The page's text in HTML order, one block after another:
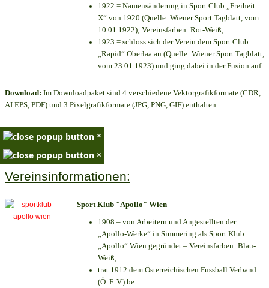
1922 = Namensänderung in Sport Club „Freiheit
X“ von 1920 (Quelle: Wiener Sport Tagblatt, vom
10.01.1922); Vereinsfarben: Rot-Weiß;
1923 = schloss sich der Verein dem Sport Club
„Rapid“ Oberlaa an (Quelle: Wiener Sport Tagblatt,
vom 23.01.1923) und ging dabei in der Fusion auf
Download: Im Downloadpaket sind 4 verschiedene Vektorgrafikformate (CDR,
AI EPS, PDF) und 3 Pixelgrafikformate (JPG, PNG, GIF) enthalten.
×
×
Vereinsinformationen:
Sport Klub "Apollo" Wien
1908 – von Arbeitern und Angestellten der
„Apollo-Werke“ in Simmering als Sport Klub
„Apollo“ Wien gegründet – Vereinsfarben: Blau-
Weiß;
trat 1912 dem Österreichischen Fussball Verband
(Ö. F. V.) be